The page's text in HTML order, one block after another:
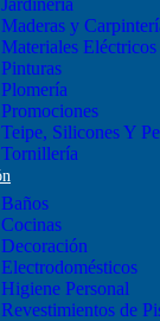
Jardineria
Maderas y
Materiales Eléctricos
Pinturas
Plomería
Promociones
Teipe, Silicones Y
Tornillería
Baños
Cocinas
Decoración
Electrodomésticos
Higiene Personal
Revestimientos de